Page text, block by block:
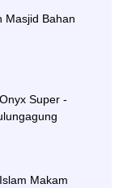
Masjid Bahan
Super -
Makam